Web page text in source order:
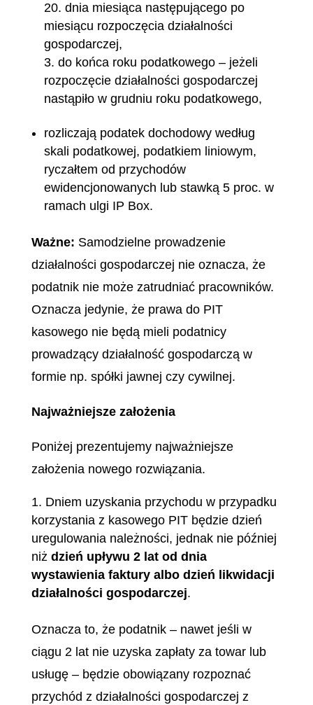
20. dnia miesiąca następującego po
miesiącu rozpoczęcia działalności
gospodarczej,
do końca roku podatkowego – jeżeli
rozpoczęcie działalności gospodarczej
nastąpiło w grudniu roku podatkowego,
rozliczają podatek dochodowy według
skali podatkowej, podatkiem liniowym,
ryczałtem od przychodów
ewidencjonowanych lub stawką 5 proc. w
ramach ulgi IP Box.
Ważne: Samodzielne prowadzenie
działalności gospodarczej nie oznacza, że
podatnik nie może zatrudniać pracowników.
Oznacza jedynie, że prawa do PIT
kasowego nie będą mieli podatnicy
prowadzący działalność gospodarczą w
formie np. spółki jawnej czy cywilnej.
Najważniejsze założenia
Poniżej prezentujemy najważniejsze
założenia nowego rozwiązania.
Dniem uzyskania przychodu w przypadku
korzystania z kasowego PIT będzie dzień
uregulowania należności, jednak nie później
niż dzień upływu 2 lat od dnia
wystawienia faktury albo dzień likwidacji
działalności gospodarczej.
Oznacza to, że podatnik – nawet jeśli w
ciągu 2 lat nie uzyska zapłaty za towar lub
usługę – będzie obowiązany rozpoznać
przychód z działalności gospodarczej z